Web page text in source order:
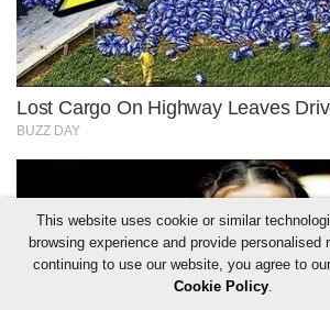
This website uses cookie or similar
browsing experience and provide personalised
continuing to use our website, you agree to our
Cookie Policy.